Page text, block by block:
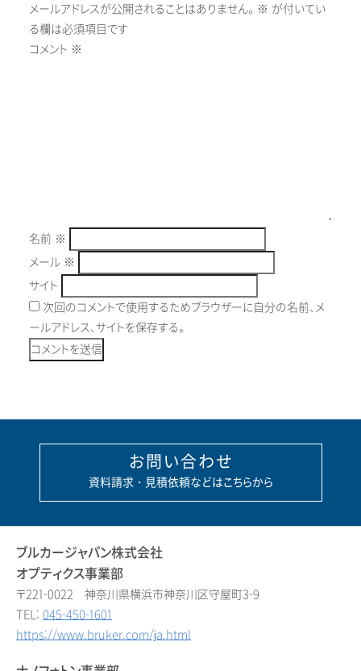
メールアドレスが公開されることはありません。 ※ が付いてい
る欄は必須項目です
コメント ※
名前 ※
メール ※
サイト
次回のコメントで使用するためブラウザーに自分の名前、メ
ールアドレス、サイトを保存する。
お問い合わせ
資料請求・見積依頼などはこちらから
ブルカージャパン株式会社
オプティクス事業部
〒221-0022 神奈川県横浜市神奈川区守屋町3-9
TEL: 045-450-1601
https://www.bruker.com/ja.html